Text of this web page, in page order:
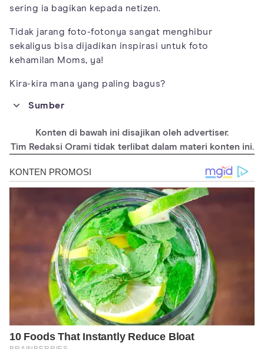
sering ia bagikan kepada netizen.
Tidak jarang foto-fotonya sangat menghibur
sekaligus bisa dijadikan inspirasi untuk foto
kehamilan Moms, ya!
Kira-kira mana yang paling bagus?
Sumber
Konten di bawah ini disajikan oleh advertiser.
Tim Redaksi Orami tidak terlibat dalam materi konten ini.